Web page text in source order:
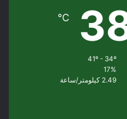
℃
41º - 34º
17%
2.49 كيلومتر/ساعة